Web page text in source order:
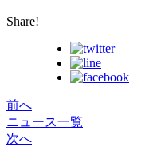
Share!
前へ
ニュース一覧
次へ